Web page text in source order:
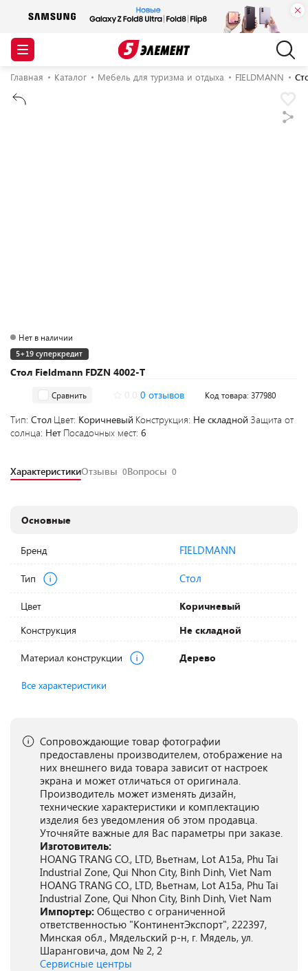
Главная Каталог Мебель для туризма и отдыха FIELDMANN
Стол Fieldmann FDZN 4002-T
Нет в наличии
5+19 суперкредит
Сравнить 0 отзывов Код товара: 377980
Тип: Стол Цвет: Коричневый Конструкция: Не складной Защита от
солнца: Нет Посадочных мест: 6
ХарактеристикиОтзывы 0Вопросы 0
Основные
Бренд FIELDMANN
Тип Стол
Цвет
Коричневый
Конструкция
Не складной
Материал конструкции Дерево
Все характеристики
Сопровождающие товар фотографии
предоставлены производителем, отображение на
них внешнего вида товара зависит от настроек
экрана и может отличаться от оригинала.
Производитель может изменять дизайн,
технические характеристики и комплектацию
изделия без уведомления об этом продавца.
Уточняйте важные для Вас параметры при заказе.
Изготовитель:
HOANG TRANG CO., LTD, Вьетнам, Lot A15a, Phu Tai
Industrial Zone, Qui Nhon City, Binh Dinh, Viet Nam
HOANG TRANG CO., LTD, Вьетнам, Lot A15a, Phu Tai
Industrial Zone, Qui Nhon City, Binh Dinh, Viet Nam
Импортер: Общество с ограниченной
ответственностью "КонтинентЭкспорт", 222397,
Минская обл., Мядельский р-н, г. Мядель, ул.
Шаранговича, дом № 2, 2
Сервисные центры